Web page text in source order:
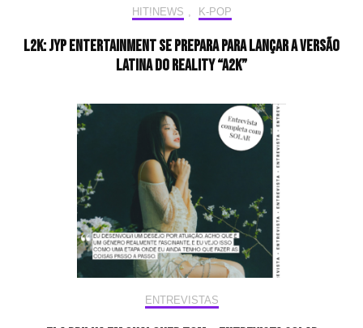
HIT!NEWS K-POP
L2K: JYP Entertainment se prepara para lançar a versão
latina do reality “A2K”
ENTREVISTAS